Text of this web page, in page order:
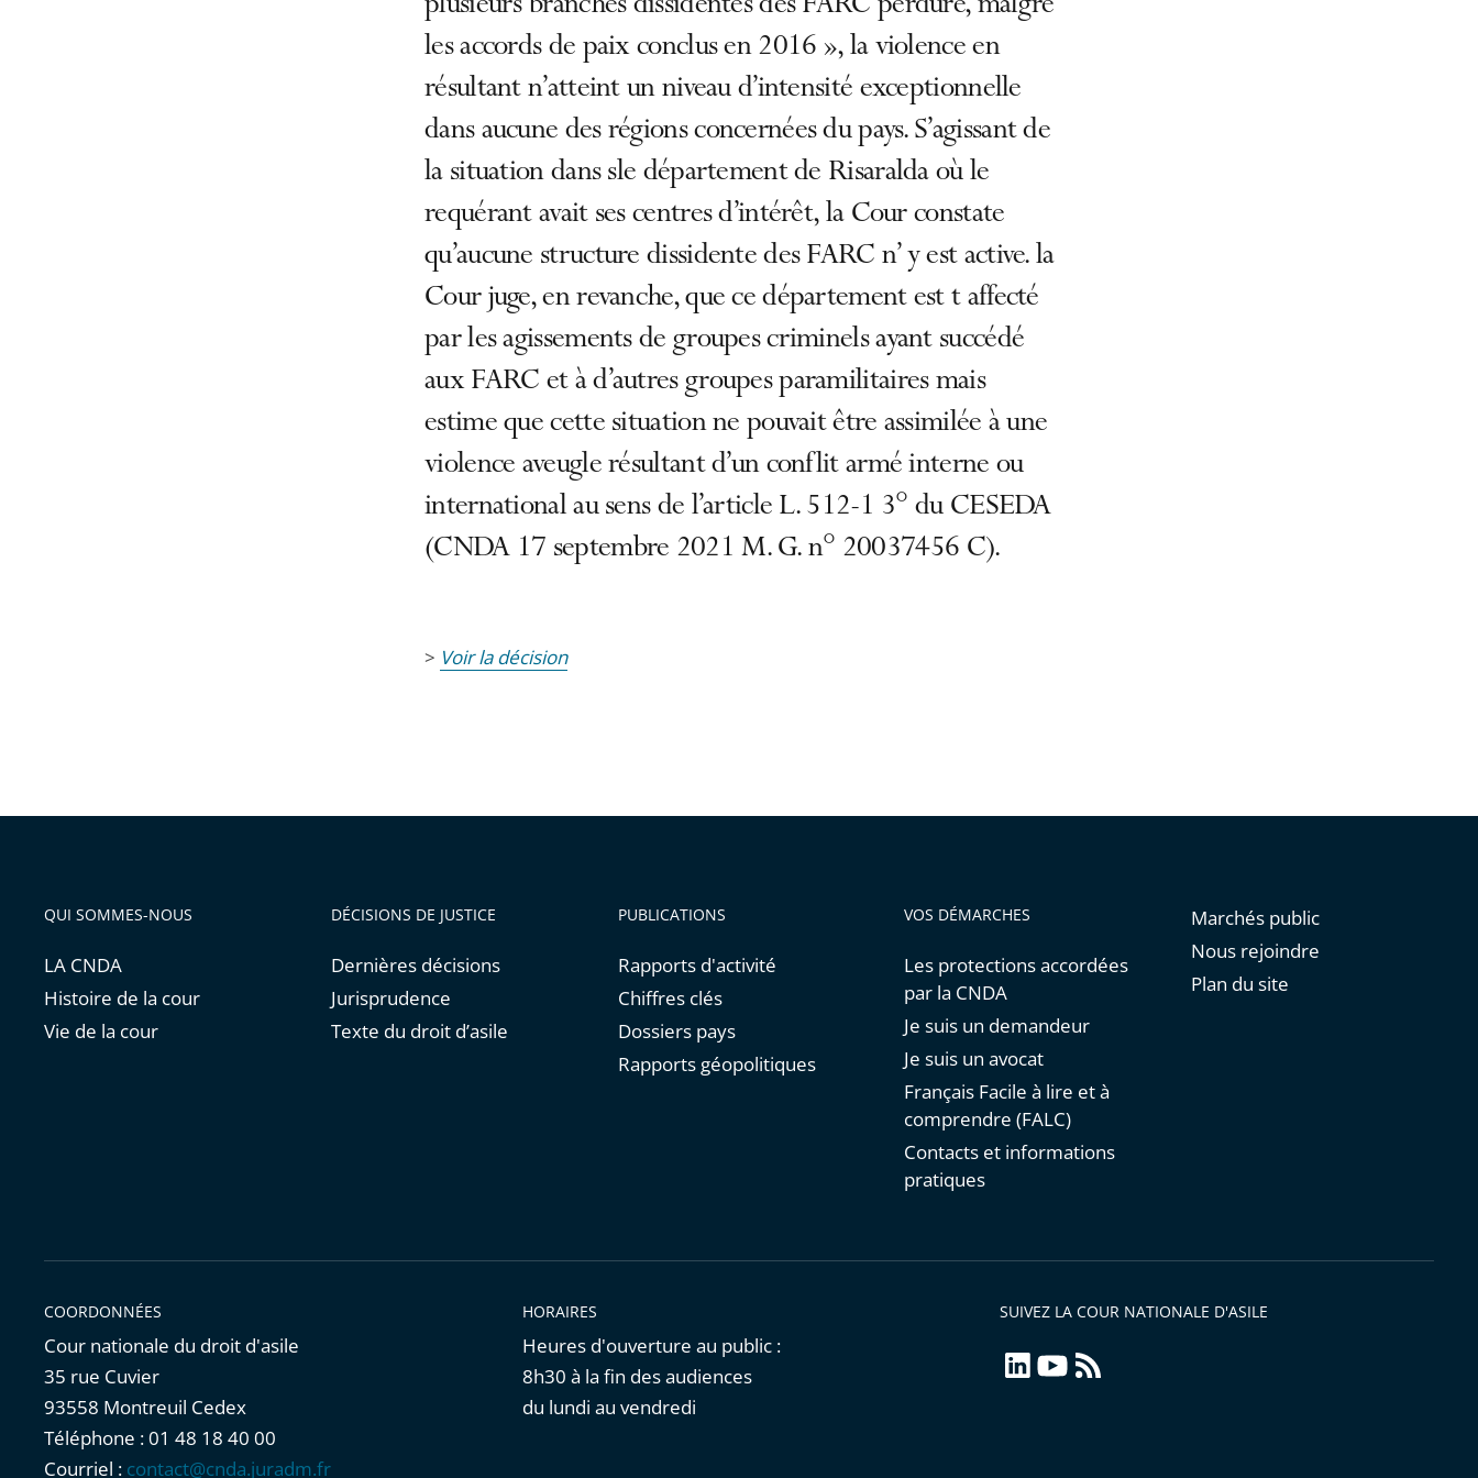
plusieurs branches dissidentes des FARC perdure, malgré
les accords de paix conclus en 2016 », la violence en
résultant n’atteint un niveau d’intensité exceptionnelle
dans aucune des régions concernées du pays. S’agissant de
la situation dans sle département de Risaralda où le
requérant avait ses centres d’intérêt, la Cour constate
qu’aucune structure dissidente des FARC n’ y est active. la
Cour juge, en revanche, que ce département est t affecté
par les agissements de groupes criminels ayant succédé
aux FARC et à d’autres groupes paramilitaires mais
estime que cette situation ne pouvait être assimilée à une
violence aveugle résultant d’un conflit armé interne ou
international au sens de l’article L. 512-1 3° du CESEDA
(CNDA 17 septembre 2021 M. G. n° 20037456 C).
> Voir la décision
QUI SOMMES-NOUS
LA CNDA
Histoire de la cour
Vie de la cour
DÉCISIONS DE JUSTICE
Dernières décisions
Jurisprudence
Texte du droit d’asile
PUBLICATIONS
Rapports d'activité
Chiffres clés
Dossiers pays
Rapports géopolitiques
VOS DÉMARCHES
Les protections accordées
par la CNDA
Je suis un demandeur
Je suis un avocat
Français Facile à lire et à
comprendre (FALC)
Contacts et informations
pratiques
Marchés public
Nous rejoindre
Plan du site
COORDONNÉES
Cour nationale du droit d'asile
35 rue Cuvier
93558 Montreuil Cedex
Téléphone : 01 48 18 40 00
Courriel : contact@cnda.juradm.fr
HORAIRES
Heures d'ouverture au public :
8h30 à la fin des audiences
du lundi au vendredi
SUIVEZ LA COUR NATIONALE D'ASILE
linkedinyoutube
Flux
RSS